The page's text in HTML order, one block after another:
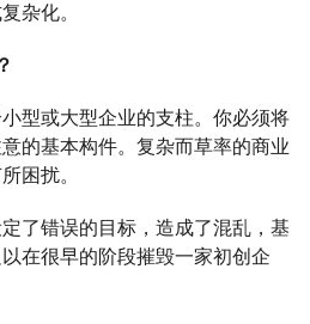
杂化。
型或大型企业的支柱。你必须将
的基本构件。复杂而草率的商业
困扰。
了错误的目标，造成了混乱，基
在很早的阶段摧毁一家初创企